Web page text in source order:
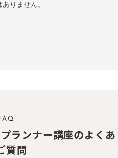
りません。
FAQ
ランナー講座のよくあ
質問